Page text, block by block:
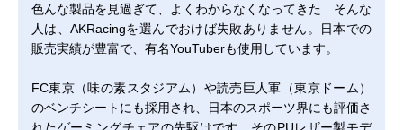
色んな製品を見過ぎて、よくわからなくなってきた…そんな
人は、AKRacingを選んでおけば失敗ありません。日本での
販売実績が豊富で、有名YouTuberも使用しています。
FC東京（味の素スタジアム）や読売巨人軍（東京ドーム）
のベンチシートにも採用され、日本のスポーツ界にも評価さ
れたゲーミングチェアの先駆けです。そのPUレザー製モデ